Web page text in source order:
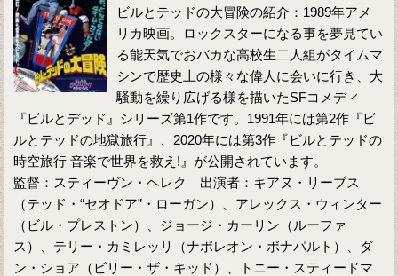
ビルとテッドの大冒険の紹介：1989年アメ
リカ映画。ロックスターになる事を夢見てい
る能天気でおバカな高校生二人組がタイムマ
シンで歴史上の様々な偉人に会いに行き、大
騒動を繰り広げる様を描いたSFコメディ
『ビルとデッド』シリーズ第1作です。1991年には第2作『ビ
ルとテッドの地獄旅行』、2020年には第3作『ビルとテッドの
時空旅行 音楽で世界を救え!』が公開されています。
監督：スティーヴン・ヘレク 出演者：キアヌ・リーブス
（テッド・“セオドア”・ローガン）、アレックス・ウィンター
（ビル・プレストン）、ジョージ・カーリン（ルーファ
ス）、テリー・カミレッリ（ナポレオン・ボナパルト）、ダ
ン・ショア（ビリー・ザ・キッド）、トニー・スティードマ